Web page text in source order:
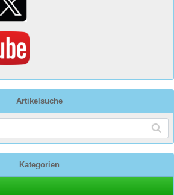
Artikelsuche
Kategorien